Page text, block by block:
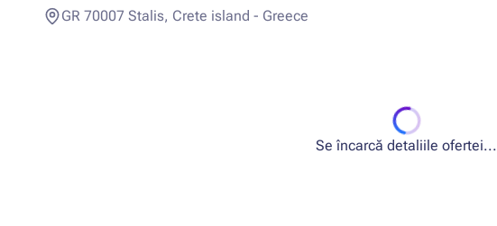
GR 70007 Stalis, Crete island - Greece
Se încarcă detaliile ofertei...